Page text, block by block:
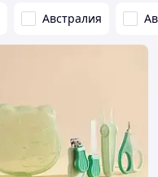
Австралия